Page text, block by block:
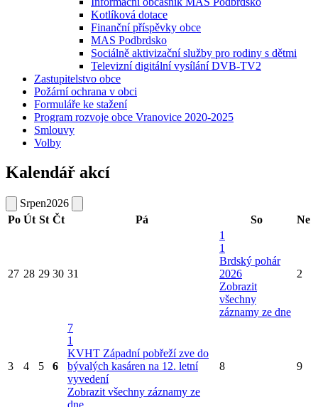
Kotlíková dotace
Finanční příspěvky obce
MAS Podbrdsko
Sociálně aktivizační služby pro rodiny s dětmi
Televizní digitální vysílání DVB-TV2
Zastupitelstvo obce
Požární ochrana v obci
Formuláře ke stažení
Program rozvoje obce Vranovice 2020-2025
Smlouvy
Volby
Kalendář akcí
Srpen2026
Po Út St Čt Pá So Ne
27 28 29 30 31
1
1
Brdský pohár
2026
Zobrazit
všechny
záznamy ze dne
2
3 4 5 6
7
1
KVHT Západní pobřeží zve do
bývalých kasáren na 12. letní
vyvedení
Zobrazit všechny záznamy ze
8 9